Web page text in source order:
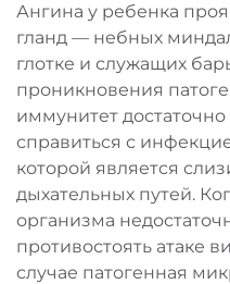
Ангина у ребенка
гланд — небных
глотке и служащих
проникновения
иммунитет
справиться с
которой является
дыхательных путей.
организма
противостоять атаке
случае патогенная